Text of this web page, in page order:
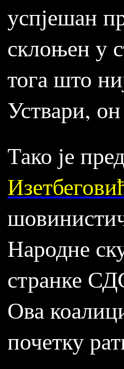
успјешан
склоњен у
тога што
Уствари,
Тако је
Народне
странке
Ова
почетку